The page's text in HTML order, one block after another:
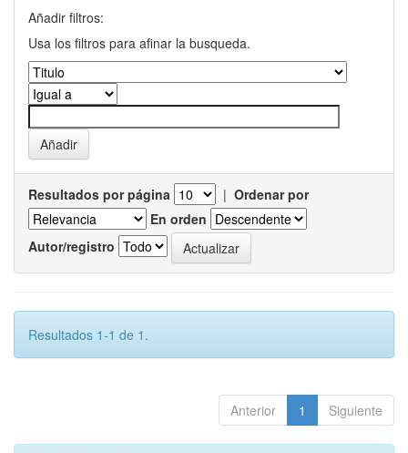
Añadir filtros:
Usa los filtros para afinar la busqueda.
Resultados por página | Ordenar por
En orden
Autor/registro
Resultados 1-1 de 1.
Anterior 1 Siguiente